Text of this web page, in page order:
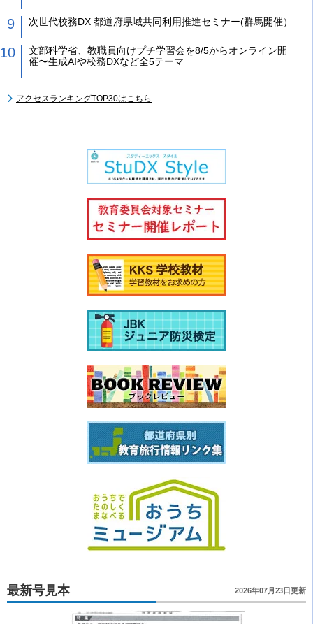
次世代校務DX 都道府県域共同利用推進セミナー(群馬開催）
文部科学省、教職員向けプチ学習会を8/5からオンライン開
催〜生成AIや校務DXなど全5テーマ
アクセスランキングTOP30はこちら
最新号見本 2026年07月23日更新